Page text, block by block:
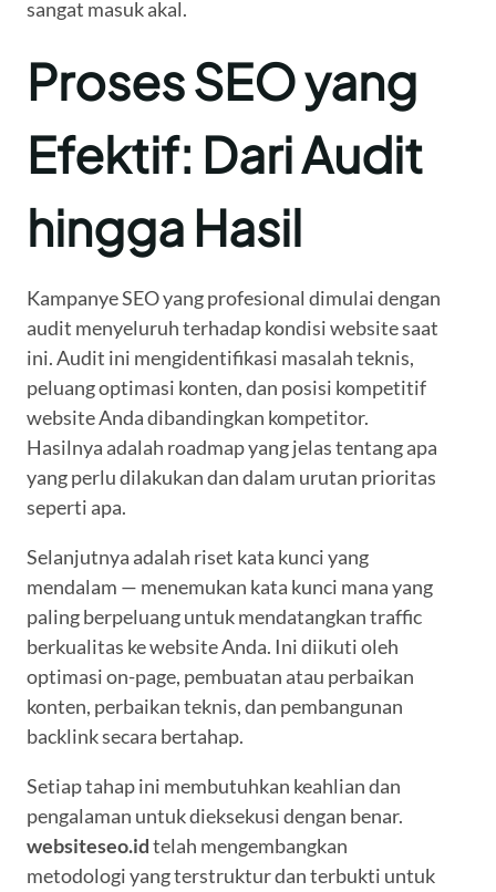
sangat masuk akal.
Proses SEO yang
Efektif: Dari Audit
hingga Hasil
Kampanye SEO yang profesional dimulai dengan
audit menyeluruh terhadap kondisi website saat
ini. Audit ini mengidentifikasi masalah teknis,
peluang optimasi konten, dan posisi kompetitif
website Anda dibandingkan kompetitor.
Hasilnya adalah roadmap yang jelas tentang apa
yang perlu dilakukan dan dalam urutan prioritas
seperti apa.
Selanjutnya adalah riset kata kunci yang
mendalam — menemukan kata kunci mana yang
paling berpeluang untuk mendatangkan traffic
berkualitas ke website Anda. Ini diikuti oleh
optimasi on-page, pembuatan atau perbaikan
konten, perbaikan teknis, dan pembangunan
backlink secara bertahap.
Setiap tahap ini membutuhkan keahlian dan
pengalaman untuk dieksekusi dengan benar.
websiteseo.idtelah mengembangkan
metodologi yang terstruktur dan terbukti untuk